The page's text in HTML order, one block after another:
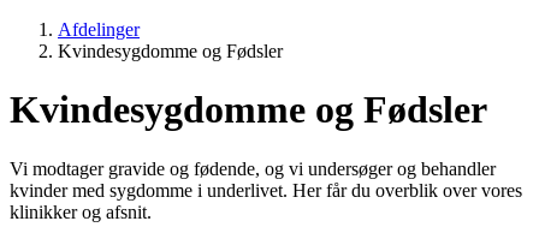
Afdelinger
Kvindesygdomme og Fødsler
Kvindesygdomme og Fødsler
Vi modtager gravide og fødende, og vi undersøger og behandler
kvinder med sygdomme i underlivet. Her får du overblik over vores
klinikker og afsnit.